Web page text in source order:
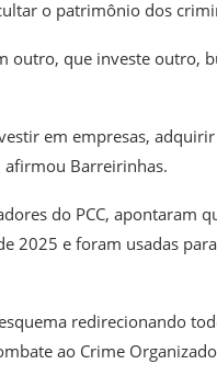
o patrimônio dos
que investe outro,
em empresas,
Barreirinhas.
do PCC, apontaram
2025 e foram usadas
redirecionando
ao Crime Organizado